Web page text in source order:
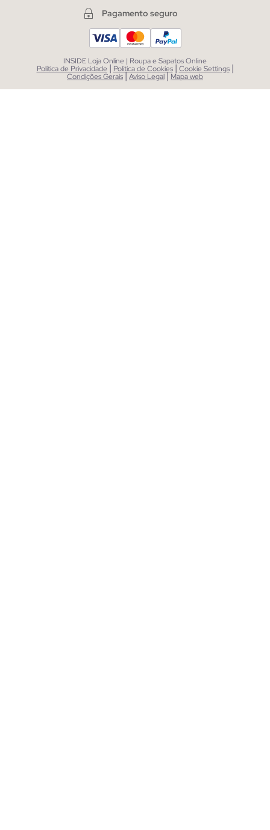
Pagamento seguro
INSIDE Loja Online | Roupa e Sapatos Online
Política de Privacidade | Política de Cookies | Cookie Settings |
Condições Gerais|Aviso Legal| Mapa web